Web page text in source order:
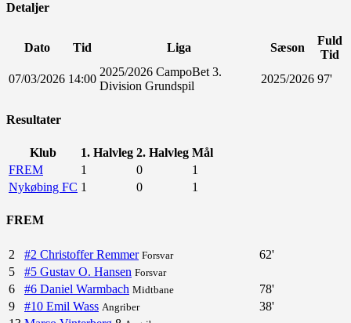
Detaljer
Dato Tid Liga Sæson
Fuld
Tid
07/03/2026 14:00
2025/2026 CampoBet 3.
Division Grundspil
2025/2026 97'
Resultater
Klub 1. Halvleg 2. Halvleg Mål
FREM
1 0
1
Nykøbing FC 1 0 1
FREM
2 #2 Christoffer Remmer Forsvar
62'
5
#5 Gustav O. Hansen Forsvar
6 #6 Daniel Warmbach Midtbane
78'
9
#10 Emil Wass Angriber
38'